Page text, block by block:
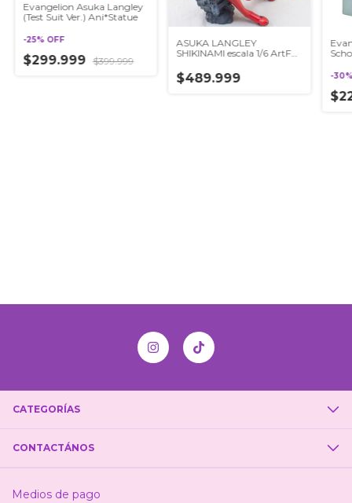
Evangelion Asuka Langley
(Test Suit Ver.) Ani*Statue
-25% OFF
$299.999 $399.999
ASUKA LANGLEY
SHIKINAMI escala 1/6 ArtFX
$489.999 -30
CATEGORÍAS
CONTACTÁNOS
Medios de pago